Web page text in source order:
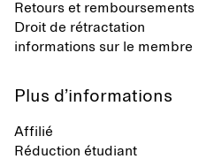
Retours et remboursements
Droit de rétractation
informations sur le membre
Plus d’informations
Affilié
Réduction étudiant